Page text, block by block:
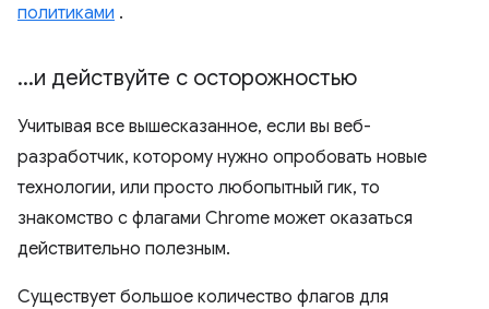
политиками .
...и действуйте с осторожностью
Учитывая все вышесказанное, если вы веб-
разработчик, которому нужно опробовать новые
технологии, или просто любопытный гик, то
знакомство с флагами Chrome может оказаться
действительно полезным.
Существует большое количество флагов для